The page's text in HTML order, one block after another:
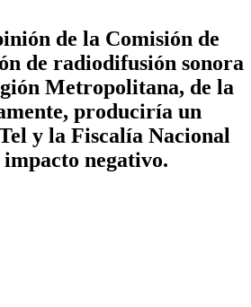
de la Comisión de
de radiodifusión sonora
Metropolitana, de la
produciría un
y la Fiscalía Nacional
negativo.